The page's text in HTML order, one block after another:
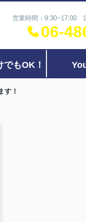
営業時間：9:30~17:00
06-
もOK！
す！